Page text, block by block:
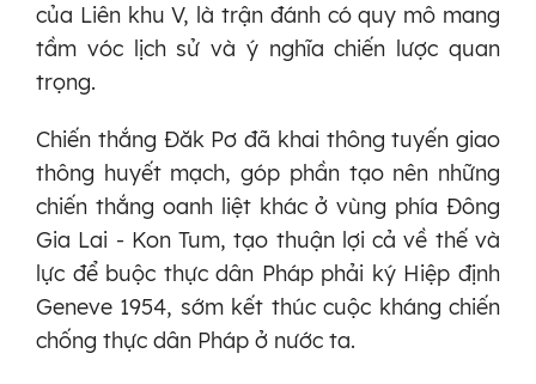
của Liên khu V, là trận đánh có quy mô mang
tầm vóc lịch sử và ý nghĩa chiến lược quan
trọng.
Chiến thắng Đăk Pơ đã khai thông tuyến giao
thông huyết mạch, góp phần tạo nên những
chiến thắng oanh liệt khác ở vùng phía Đông
Gia Lai - Kon Tum, tạo thuận lợi cả về thế và
lực để buộc thực dân Pháp phải ký Hiệp định
Geneve 1954, sớm kết thúc cuộc kháng chiến
chống thực dân Pháp ở nước ta.